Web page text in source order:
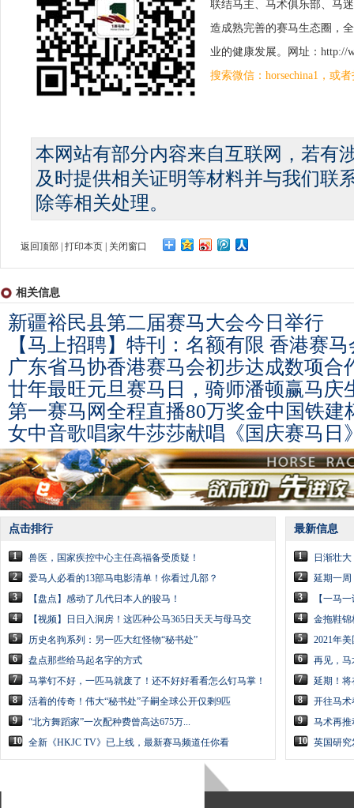
联结马主、马术俱乐部、马
造成熟完善的赛马生态圈，
业的健康发展。网址：http://
搜索微信：horsechina1，或
本网站有部分内容来自互联网，若有
及时提供相关证明等材料并与我们联
除等相关处理。
返回顶部 打印本页 关闭窗口
相关信息
新疆裕民县第二届赛马大会今日举行
【马上招聘】特刊：名额有限 香港赛
广东省马协香港赛马会初步达成数项合
廿年最旺元旦赛马日，骑师潘顿赢马庆
第一赛马网全程直播80万奖金中国铁建
女中音歌唱家牛莎莎献唱《国庆赛马日
点击排行
1
兽医，国家疾控中心主任高福备受质疑！
2
爱马人必看的13部马电影清单！你看过几部？
3
【盘点】感动了几代日本人的骏马！
4
【视频】日日入洞房！这匹种公马365日天天与母马交
5
历史名驹系列：另一匹大红怪物“秘书处”
6
盘点那些给马起名字的方式
7
马掌钉不好，一匹马就废了！还不好好看看怎么钉马掌！
8
活着的传奇！伟大“秘书处”子嗣全球公开仅剩9匹
9
“北方舞蹈家”一次配种费曾高达675万...
10 全新《HKJC TV》已上线，最新赛马频道任你看
最新信息
1
日渐壮
2
延期一周
3
【一马
4
金拖鞋锦
5
2021年
6
再见，马
7
延期！将
8
开往马术
9
马术再推
10 英国研究